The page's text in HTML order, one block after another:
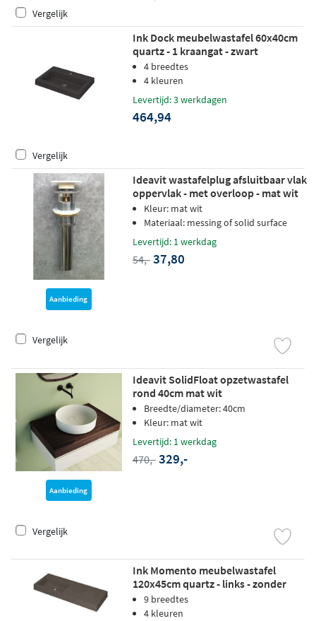
Vergelijk
Ink Dock meubelwastafel 60x40cm
quartz - 1 kraangat - zwart
4 breedtes
4 kleuren
Levertijd: 3 werkdagen
464,94
Vergelijk
Aanbieding
Ideavit wastafelplug afsluitbaar vlak
oppervlak - met overloop - mat wit
Kleur: mat wit
Materiaal: messing of solid surface
Levertijd: 1 werkdag
54,- 37,80
Vergelijk
Aanbieding
Ideavit SolidFloat opzetwastafel
rond 40cm mat wit
Breedte/diameter: 40cm
Kleur: mat wit
Levertijd: 1 werkdag
470,- 329,-
Vergelijk
Ink Momento meubelwastafel
120x45cm quartz - links - zonder
kraangat - beton
9 breedtes
4 kleuren